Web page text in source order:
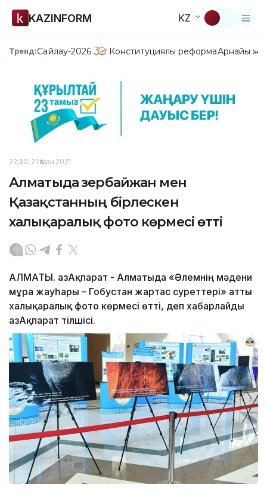
KAZINFORM KZ
Тренд:Сайлау-2026 Конституциялық реформаАрнайы
22:30, 21 Қазан 2021
Алматыда Әзербайжан мен
Қазақстанның бірлескен
халықаралық фото көрмесі өтті
АЛМАТЫ. ҚазАқпарат - Алматыда «Әлемнің мәдени
мұра жауһары – Гобустан жартас суреттері» атты
халықаралық фото көрмесі өтті, деп хабарлайды
ҚазАқпарат тілшісі.